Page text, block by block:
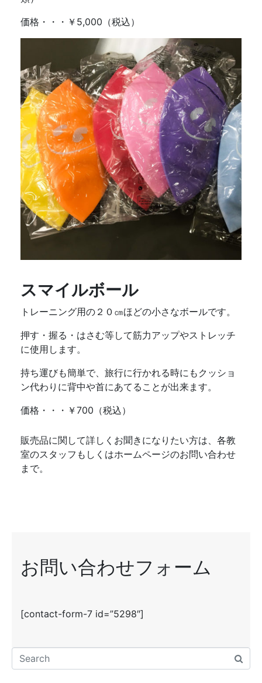
価格・・・￥5,000（税込）
スマイルボール
トレーニング用の２０㎝ほどの小さなボールです。
押す・握る・はさむ等して筋力アップやストレッチ
に使用します。
持ち運びも簡単で、旅行に行かれる時にもクッショ
ン代わりに背中や首にあてることが出来ます。
価格・・・￥700（税込）
販売品に関して詳しくお聞きになりたい方は、各教
室のスタッフもしくはホームページのお問い合わせ
まで。
お問い合わせフォーム
[contact-form-7 id=”5298″]